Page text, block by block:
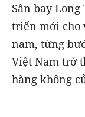
Sân bay
triển mới cho
nam, từng
Việt Nam trở
hàng không